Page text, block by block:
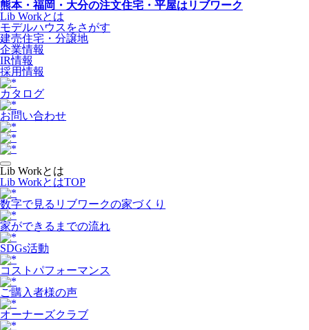
熊本・福岡・大分の注文住宅・平屋はリブワーク
Lib Workとは
モデルハウスをさがす
建売住宅・分譲地
企業情報
IR情報
採用情報
カタログ
お問い合わせ
Lib Workとは
Lib WorkとはTOP
数字で⾒るリブワークの家づくり
家ができるまでの流れ
SDGs活動
コストパフォーマンス
ご購入者様の声
オーナーズクラブ